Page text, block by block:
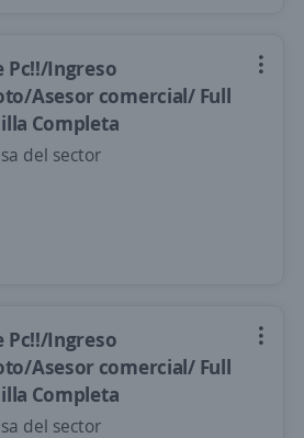
Pc!!/Ingreso
Asesor comercial/ Full
Completa
del sector
Pc!!/Ingreso
Asesor comercial/ Full
Completa
del sector